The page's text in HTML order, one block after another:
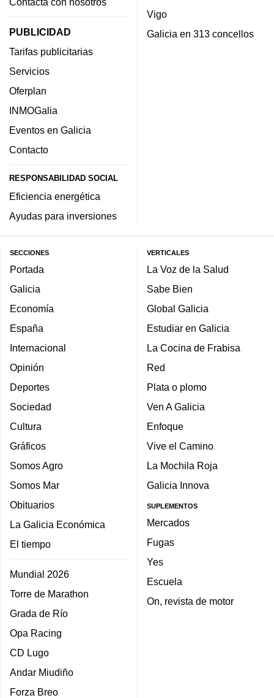
PUBLICIDAD
Tarifas publicitarias
Servicios
Oferplan
INMOGalia
Eventos en Galicia
Contacto
RESPONSABILIDAD SOCIAL
Eficiencia energética
Ayudas para inversiones
Vigo
Galicia en 313 concellos
SECCIONES
Portada
Galicia
Economía
España
Internacional
Opinión
Deportes
Sociedad
Cultura
Gráficos
Somos Agro
Somos Mar
Obituarios
La Galicia Económica
El tiempo
Mundial 2026
Torre de Marathon
Grada de Río
Opa Racing
CD Lugo
Andar Miudiño
Forza Breo
VERTICALES
La Voz de la Salud
Sabe Bien
Global Galicia
Estudiar en Galicia
La Cocina de Frabisa
Red
Plata o plomo
Ven A Galicia
Enfoque
Vive el Camino
La Mochila Roja
Galicia Innova
SUPLEMENTOS
Mercados
Fugas
Yes
Escuela
On, revista de motor